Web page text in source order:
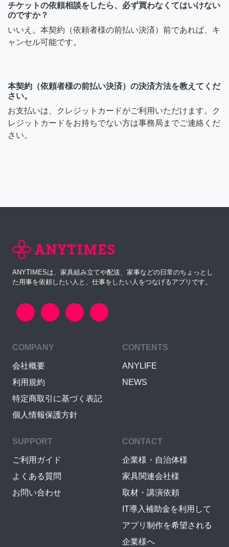
チケットの依頼相談をしたら、必ず買わなくてはいけない
のですか？
いいえ。本契約（依頼者様の前払い決済）前であれば、キ
ャンセル可能です。
本契約（依頼者様の前払い決済）の決済方法を教えてくだ
さい。
お支払いは、クレジットカードがご利用いただけます。ク
レジットカードをお持ちでない方は事務局までご連絡くだ
さい。
ANYTIMESは、家具組み立てや配送、家事などの日常のちょっとし
た用事を依頼したい人と、仕事をしたい人をつなげるアプリです。
COMPANY
会社概要
利用規約
特定商取引に基づく表記
個人情報保護方針
CONTENTS
ANYLIFE
NEWS
SUPPORT
ご利用ガイド
よくある質問
お問い合わせ
CONTACT
企業様・自治体様
家具関連会社様
取材・講演依頼
IT導入補助金を利用して
アプリ制作を希望される
企業様へ